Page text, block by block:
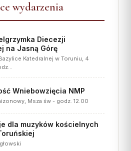
wydarzenia
Diecezji
na Jasną Górę
Katedralnej w Toruniu, 4
Wniebowzięcia NMP
Msza św - godz. 12.00
dla muzyków kościelnych